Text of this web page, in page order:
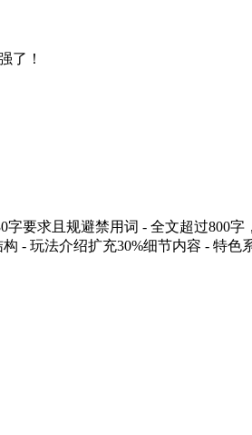
了！
要求且规避禁用词 - 全文超过800
- 玩法介绍扩充30%细节内容 - 特